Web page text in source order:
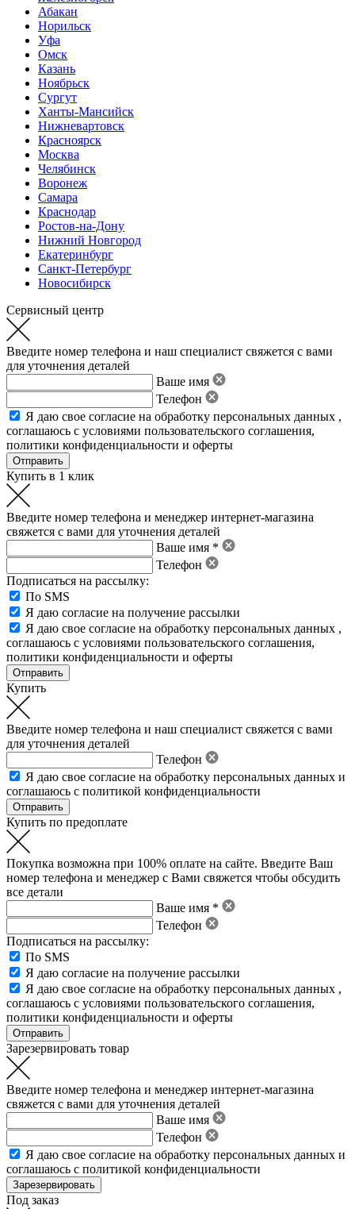
Абакан
Норильск
Уфа
Омск
Казань
Ноябрьск
Сургут
Ханты-Мансийск
Нижневартовск
Красноярск
Москва
Челябинск
Воронеж
Самара
Краснодар
Ростов-на-Дону
Нижний Новгород
Екатеринбург
Санкт-Петербург
Новосибирск
Сервисный центр
Введите номер телефона и наш специалист свяжется с вами
для уточнения деталей
Ваше имя
Телефон
Я даю свое согласие на обработку персональных данных ,
соглашаюсь с условиями пользовательского соглашения,
политики конфиденциальности и оферты
Купить в 1 клик
Введите номер телефона и менеджер интернет-магазина
свяжется с вами для уточнения деталей
Ваше имя *
Телефон
Подписаться на рассылку:
По SMS
Я даю согласие на получение рассылки
Я даю свое согласие на обработку персональных данных ,
соглашаюсь с условиями пользовательского соглашения,
политики конфиденциальности и оферты
Купить
Введите номер телефона и наш специалист свяжется с вами
для уточнения деталей
Телефон
Я даю свое согласие на обработку персональных данных и
соглашаюсь с политикой конфиденциальности
Купить по предоплате
Покупка возможна при 100% оплате на сайте. Введите Ваш
номер телефона и менеджер с Вами свяжется чтобы обсудить
все детали
Ваше имя *
Телефон
Подписаться на рассылку:
По SMS
Я даю согласие на получение рассылки
Я даю свое согласие на обработку персональных данных ,
соглашаюсь с условиями пользовательского соглашения,
политики конфиденциальности и оферты
Зарезервировать товар
Введите номер телефона и менеджер интернет-магазина
свяжется с вами для уточнения деталей
Ваше имя
Телефон
Я даю свое согласие на обработку персональных данных и
соглашаюсь с политикой конфиденциальности
Под заказ